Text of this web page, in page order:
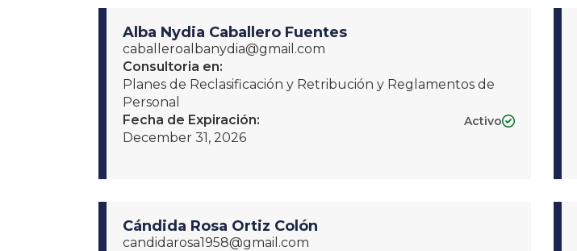
Alba Nydia Caballero Fuentes
caballeroalbanydia@gmail.com
Consultoria en:
Planes de Reclasificación y Retribución y Reglamentos de
Personal
Fecha de Expiración:
December 31, 2026
Activo
Cándida Rosa Ortiz Colón
candidarosa1958@gmail.com